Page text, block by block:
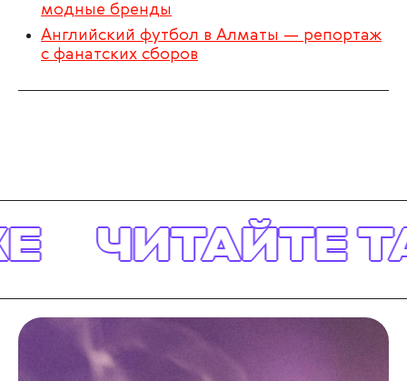
модные бренды
Английский футбол в Алматы — репортаж
с фанатских сборов
ЧИТАЙТЕ